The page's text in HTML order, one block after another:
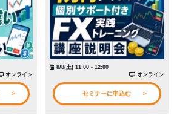
オンライン
8/8(土) 11:00 - 12:00
オンライン
セミナーに申込む